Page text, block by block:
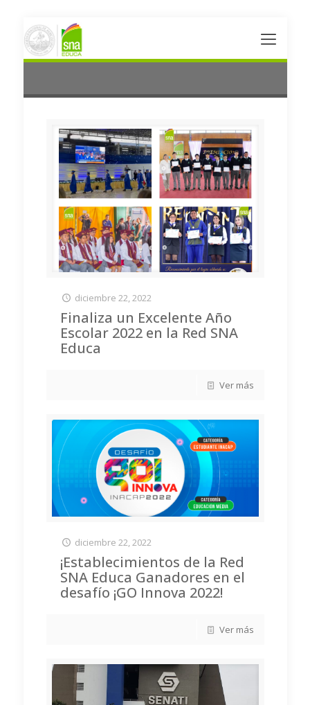
diciembre 22, 2022
Finaliza un Excelente Año
Escolar 2022 en la Red SNA
Educa
Ver más
diciembre 22, 2022
¡Establecimientos de la Red
SNA Educa Ganadores en el
desafío ¡GO Innova 2022!
Ver más